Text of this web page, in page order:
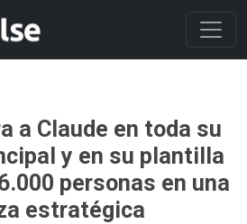
a Claude en toda su
y en su plantilla
personas en una
estratégica